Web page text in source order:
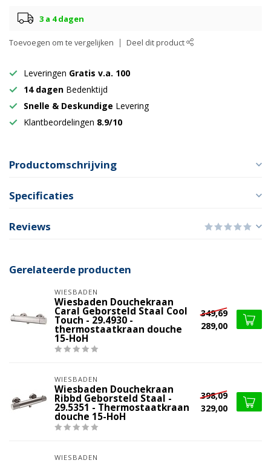
3 a 4 dagen
Toevoegen om te vergelijken Deel dit product
Leveringen Gratis v.a. 100
14 dagen Bedenktijd
Snelle & Deskundige Levering
Klantbeordelingen 8.9/10
Productomschrijving
Specificaties
Reviews
Gerelateerde producten
WIESBADEN
Wiesbaden Douchekraan
Caral Geborsteld Staal Cool
Touch - 29.4930 -
thermostaatkraan douche
15-HoH
349,69
289,00
WIESBADEN
Wiesbaden Douchekraan
Ribbd Geborsteld Staal -
29.5351 - Thermostaatkraan
douche 15-HoH
398,09
329,00
WIESBADEN